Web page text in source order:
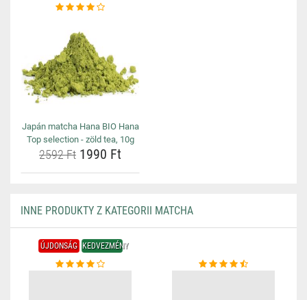
Japán matcha Hana BIO Hana
Top selection - zöld tea, 10g
2592 Ft 1990 Ft
INNE PRODUKTY Z KATEGORII MATCHA
ÚJDONSÁG KEDVEZMÉNY